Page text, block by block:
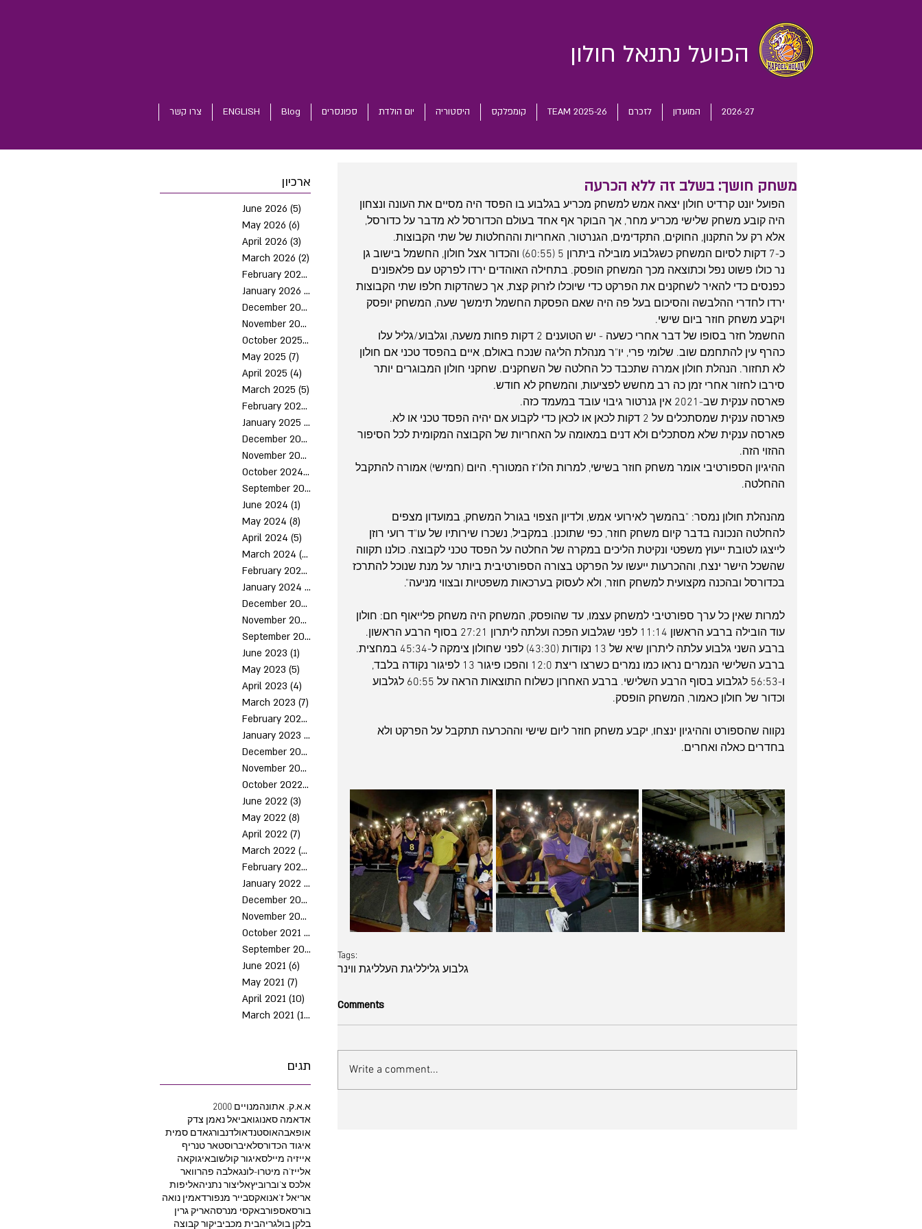
הפועל נתנאל חולון
2026-27 המועדון לזכרם TEAM 2025-26 קומפלקס היסטוריה יום הולדת ספונסרים Blog
ENGLISH צרו קשר
ארכיון
June 2026 (5)
May 2026 (6)
April 2026 (3)
March 2026 (2)
February 2026
January 2026 (5)
December 2025
November 2025
October 2025(6)
May 2025 (7)
April 2025 (4)
March 2025 (5)
February 2025
January 2025 (7)
December 2024
November 2024
October 2024(6)
September 2024
June 2024 (1)
May 2024 (8)
April 2024 (5)
March 2024 (10)
February 2024
6 posts
January 2024 (9)
December 2023
November 2023
4 posts
September 2023
June 2023 (1)
May 2023 (5)
April 2023 (4)
March 2023 (7)
February 2023
January 2023 (7)
December 2022
November 2022
October 2022(7)
June 2022 (3)
May 2022 (8)
April 2022 (7)
March 2022 (10)
10 posts
February 2022
4 posts
January 2022 (6)
December 2021
8 posts
November 2021
5 posts
October 2021 (5)
September 2021
2 posts
June 2021 (6)
May 2021 (7)
April 2021 (10) 10 posts
March 2021 (10)
תגים
2000 מנוייםא.א.ק. אתונה
אביאל נאמן צדקאדאמה סאנוגו
אדם סמיתאולדנבורגאוסטנדאופאבה
איברוסטאר טנריףאיגוד הכדורסל
איגוקאהאיגור קולשובאייזיה מיילס
אלבה פהרוואראלייז'ה מיטרו-לונג
אליפותאליצור נתניהאלכס צ'וברוביץ
אמין נואהאקסבייר מנפורדאריאל ז'אנו
אריק גריןבאקסי מנרסהבורסאספור
ביקור קבוצהבית מכביבלקן בולגריה
משחק חושך: בשלב זה ללא הכרעה
הפועל יונט קרדיט חולון יצאה אמש למשחק מכריע בגלבוע בו הפסד היה מסיים את העונה ונצחון
היה קובע משחק שלישי מכריע מחר, אך הבוקר אף אחד בעולם הכדורסל לא מדבר על כדורסל,
אלא רק על התקנון, החוקים, התקדימים, הגנרטור, האחריות וההחלטות של שתי הקבוצות.
כ-7 דקות לסיום המשחק כשגלבוע מובילה ביתרון 5 (60:55) והכדור אצל חולון, החשמל בישוב גן
נר כולו פשוט נפל וכתוצאה מכך המשחק הופסק. בתחילה האוהדים ירדו לפרקט עם פלאפונים
כפנסים כדי להאיר לשחקנים את הפרקט כדי שיוכלו לזרוק קצת, אך כשהדקות חלפו שתי הקבוצות
ירדו לחדרי ההלבשה והסיכום בעל פה היה שאם הפסקת החשמל תימשך שעה, המשחק יופסק
ויקבע משחק חוזר ביום שישי.
החשמל חזר בסופו של דבר אחרי כשעה - יש הטוענים 2 דקות פחות משעה, וגלבוע/גליל עלו
כהרף עין להתחמם שוב. שלומי פרי, יו"ר מנהלת הליגה שנכח באולם, איים בהפסד טכני אם חולון
לא תחזור. הנהלת חולון אמרה שתכבד כל החלטה של השחקנים. שחקני חולון המבוגרים יותר
סירבו לחזור אחרי זמן כה רב מחשש לפציעות, והמשחק לא חודש.
פארסה ענקית שב-2021 אין גנרטור גיבוי עובד במעמד כזה.
פארסה ענקית שמסתכלים על 2 דקות לכאן או לכאן כדי לקבוע אם יהיה הפסד טכני או לא.
פארסה ענקית שלא מסתכלים ולא דנים במאומה על האחריות של הקבוצה המקומית לכל הסיפור
ההזוי הזה.
ההיגיון הספורטיבי אומר משחק חוזר בשישי, למרות הלו"ז המטורף. היום (חמישי) אמורה להתקבל
ההחלטה.
מהנהלת חולון נמסר: "בהמשך לאירועי אמש, ולדיון הצפוי בגורל המשחק, במועדון מצפים
להחלטה הנכונה בדבר קיום משחק חוזר, כפי שתוכנן. במקביל, נשכרו שירותיו של עו"ד רועי רוזן
לייצגו לטובת ייעוץ משפטי ונקיטת הליכים במקרה של החלטה על הפסד טכני לקבוצה. כולנו תקווה
שהשכל הישר ינצח, וההכרעות ייעשו על הפרקט בצורה הספורטיבית ביותר על מנת שנוכל להתרכז
בכדורסל ובהכנה מקצועית למשחק חוזר, ולא לעסוק בערכאות משפטיות ובצווי מניעה".
למרות שאין כל ערך ספורטיבי למשחק עצמו, עד שהופסק, המשחק היה משחק פלייאוף חם: חולון
עוד הובילה ברבע הראשון 11:14 לפני שגלבוע הפכה ועלתה ליתרון 27:21 בסוף הרבע הראשון.
ברבע השני גלבוע עלתה ליתרון שיא של 13 נקודות (43:30) לפני שחולון צימקה ל-45:34 במחצית.
ברבע השלישי הנמרים נראו כמו נמרים כשרצו ריצת 12:0 והפכו פיגור 13 לפיגור נקודה בלבד,
ו-56:53 לגלבוע בסוף הרבע השלישי. ברבע האחרון כשלוח התוצאות הראה על 60:55 לגלבוע
וכדור של חולון כאמור, המשחק הופסק.
נקווה שהספורט וההיגיון ינצחו, יקבע משחק חוזר ליום שישי וההכרעה תתקבל על הפרקט ולא
בחדרים כאלה ואחרים.
Tags:
ליגת ווינרליגת העלגלבוע גליל
Comments
Write a comment...